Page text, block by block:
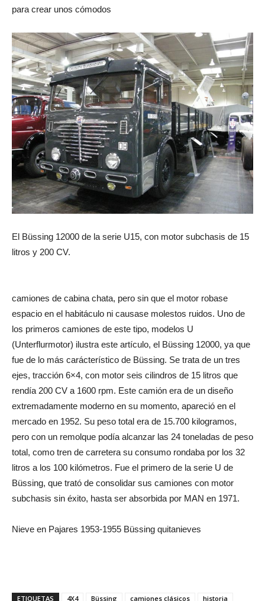
para crear unos cómodos
El Büssing 12000 de la serie U15, con motor subchasis de 15
litros y 200 CV.
camiones de cabina chata, pero sin que el motor robase
espacio en el habitáculo ni causase molestos ruidos. Uno de
los primeros camiones de este tipo, modelos U
(Unterflurmotor) ilustra este artículo, el Büssing 12000, ya que
fue de lo más carácterístico de Büssing. Se trata de un tres
ejes, tracción 6×4, con motor seis cilindros de 15 litros que
rendía 200 CV a 1600 rpm. Este camión era de un diseño
extremadamente moderno en su momento, apareció en el
mercado en 1952. Su peso total era de 15.700 kilogramos,
pero con un remolque podía alcanzar las 24 toneladas de peso
total, como tren de carretera su consumo rondaba por los 32
litros a los 100 kilómetros. Fue el primero de la serie U de
Büssing, que trató de consolidar sus camiones con motor
subchasis sin éxito, hasta ser absorbida por MAN en 1971.
Nieve en Pajares 1953-1955 Büssing quitanieves
ETIQUETAS 4X4 Büssing camiones clásicos
historia